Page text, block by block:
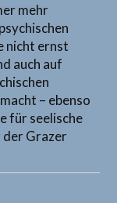
mehr
nicht ernst
auch auf
– ebenso
für seelische
der Grazer